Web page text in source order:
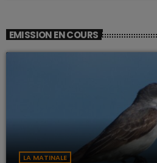
EMISSION EN COURS
LA MATINALE